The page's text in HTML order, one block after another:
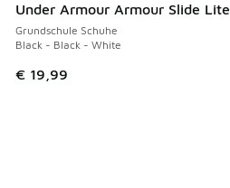
Under Armour Armour Slide Lite
Grundschule Schuhe
Black - Black - White
€ 19,99